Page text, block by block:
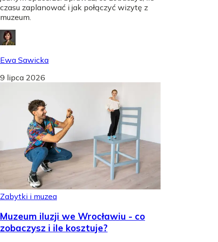
czasu zaplanować i jak połączyć wizytę z
muzeum.
Ewa Sawicka
9 lipca 2026
Zabytki i muzea
Muzeum iluzji we Wrocławiu - co
zobaczysz i ile kosztuje?